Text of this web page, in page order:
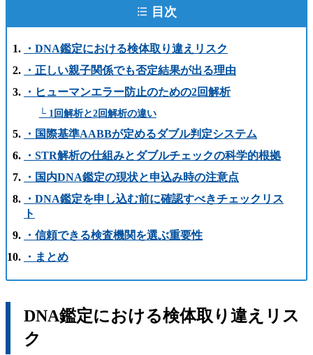
目次
・DNA鑑定における検体取り違えリスク
・正しい親子関係でも否定結果が出る理由
・ヒューマンエラー防止のための2回解析
└ 1回解析と2回解析の違い
・国際基準AABBが定めるダブル判定システム
・STR解析の仕組みとダブルチェックの科学的根拠
・国内DNA鑑定の現状と申込み時の注意点
・DNA鑑定を申し込む前に確認すべきチェックリス
ト
・信頼できる検査機関を選ぶ重要性
・まとめ
DNA鑑定における検体取り違えリス
ク